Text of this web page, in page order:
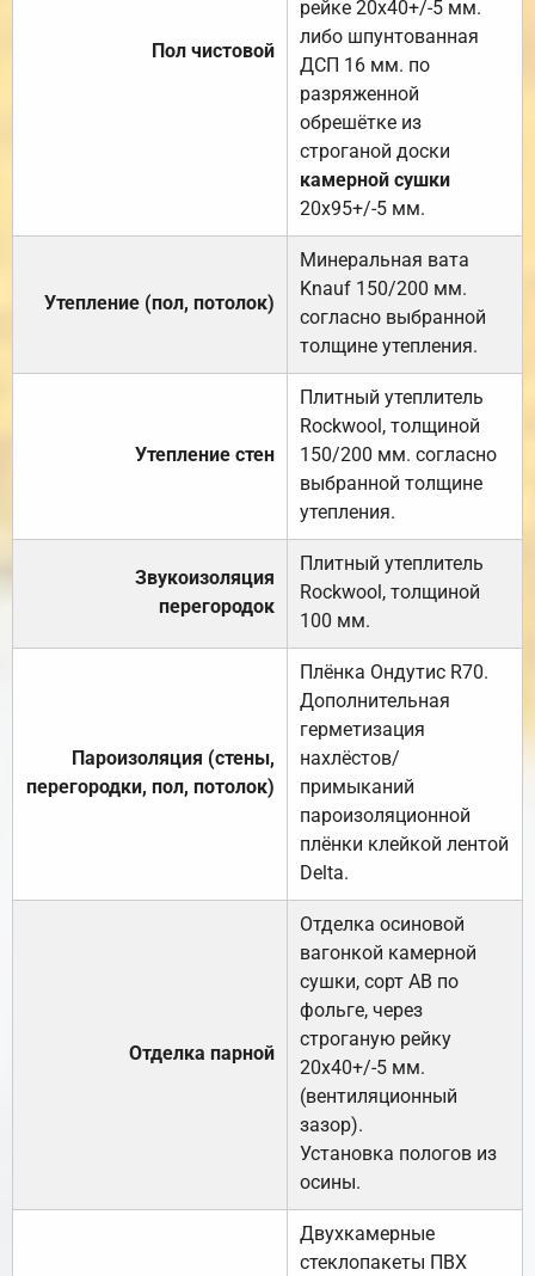
Пол чистовой
рейке 20х40+/-5 мм.
либо шпунтованная
ДСП 16 мм. по
разряженной
обрешётке из
строганой доски
камерной сушки
20х95+/-5 мм.
Утепление (пол, потолок)
Минеральная вата
Knauf 150/200 мм.
согласно выбранной
толщине утепления.
Утепление стен
Плитный утеплитель
Rockwool, толщиной
150/200 мм. согласно
выбранной толщине
утепления.
Звукоизоляция
перегородок
Плитный утеплитель
Rockwool, толщиной
100 мм.
Пароизоляция (стены,
перегородки, пол, потолок)
Плёнка Ондутис R70.
Дополнительная
герметизация
нахлёстов/
примыканий
пароизоляционной
плёнки клейкой лентой
Delta.
Отделка парной
Отделка осиновой
вагонкой камерной
сушки, сорт АВ по
фольге, через
строганую рейку
20х40+/-5 мм.
(вентиляционный
зазор).
Установка пологов из
осины.
Двухкамерные
стеклопакеты ПВХ